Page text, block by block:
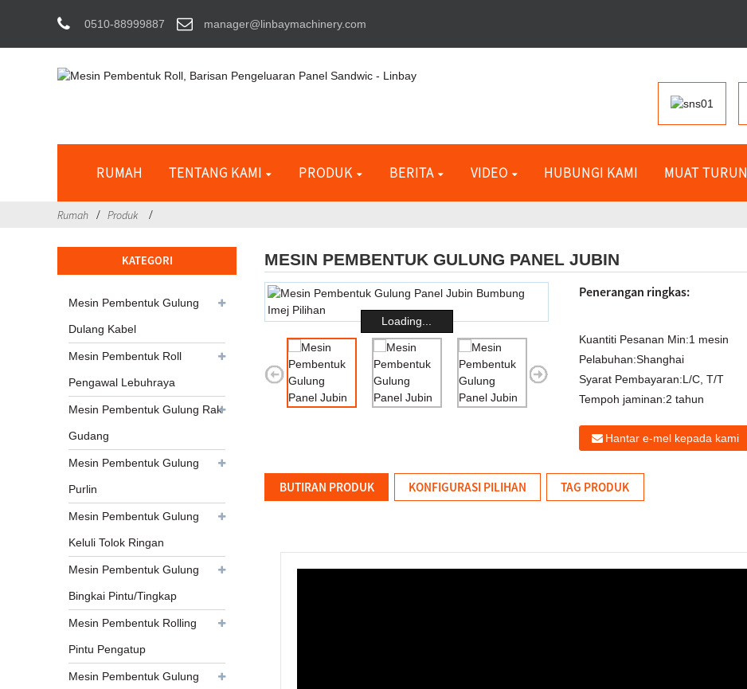
0510-88999887 manager@linbaymachinery.com
RUMAH TENTANG KAMI PRODUK BERITA VIDEO HUBUNGI KAMI MUAT TURUN
Rumah Produk
KATEGORI
Mesin Pembentuk Gulung
Dulang Kabel
Mesin Pembentuk Roll
Pengawal Lebuhraya
Mesin Pembentuk Gulung Rak
Gudang
Mesin Pembentuk Gulung
Purlin
Mesin Pembentuk Gulung
Keluli Tolok Ringan
Mesin Pembentuk Gulung
Bingkai Pintu/Tingkap
Mesin Pembentuk Rolling
Pintu Pengatup
Mesin Pembentuk Gulung
MESIN PEMBENTUK GULUNG PANEL JUBIN
Loading...
Penerangan ringkas:
Kuantiti Pesanan Min:1 mesin
Pelabuhan:Shanghai
Syarat Pembayaran:L/C, T/T
Tempoh jaminan:2 tahun
Hantar e-mel kepada kami
BUTIRAN PRODUK KONFIGURASI PILIHAN TAG PRODUK